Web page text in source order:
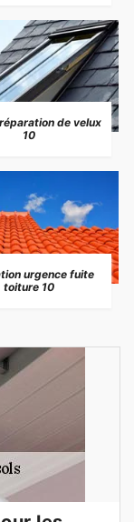
de velux
10
urgence fuite
toiture 10